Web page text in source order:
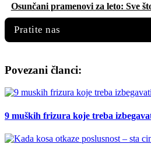
Osunčani pramenovi za leto: Sve
Pratite nas
Povezani članci:
9 muških frizura koje treba